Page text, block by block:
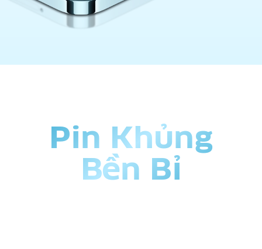
Pin Khủng
Bền Bỉ